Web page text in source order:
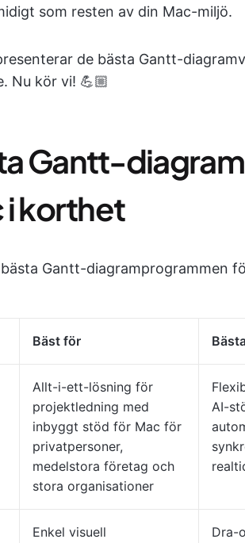
som resten av din Mac-miljö.
de bästa Gantt-
Nu kör vi! 💪🏼
Gantt-
i korthet
Gantt-diagramprogrammen
Bäst för
Allt-i-ett-lösning för
projektledning med
inbyggt stöd för Mac för
privatpersoner,
medelstora företag och
stora organisationer
AI-
Enkel visuell
Dra-